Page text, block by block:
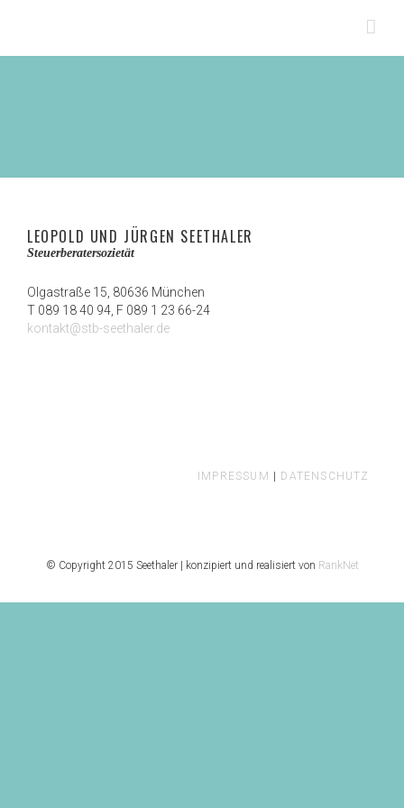
LEOPOLD UND JÜRGEN SEETHALER
Steuerberatersozietät
Olgastraße 15, 80636 München
T 089 18 40 94, F 089 1 23 66-24
kontakt@stb-seethaler.de
IMPRESSUM DATENSCHUTZ
© Copyright 2015 Seethaler | konzipiert und realisiert von RankNet